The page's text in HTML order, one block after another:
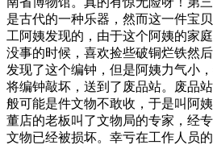
是古代的一种乐器，然而这一件宝
工阿姨发现的，由于这个阿姨的家
没事的时候，喜欢捡些破铜烂铁然
发现了这个编钟，但是阿姨力气小
将编钟敲坏，送到了废品站。废品
般可能是件文物不敢收，于是叫阿
董店的老板叫了文物局的专家，经
文物已经被损坏。幸亏在工作人员